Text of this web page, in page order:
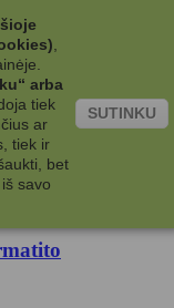
arba
tiek
ar
tiek ir
bet
savo
SUTINKU